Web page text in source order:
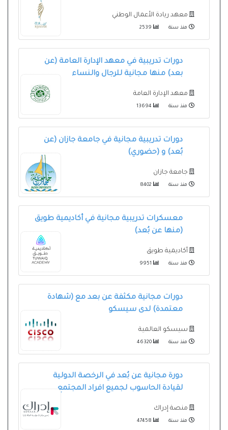
معهد ريادة الأعمال الوطني
منذ سنة
دورات تدريبية في معهد الإدارة العامة (عن
بعد) منها مجانية للرجال والنساء
معهد الإدارة العامة
منذ سنة
دورات تدريبية مجانية في جامعة جازان (عن
بُعد) و (حضوري)
جامعة جازان
منذ سنة
معسكرات تدريبية مجانية في أكاديمية طويق
(منها عن بُعد)
أكاديمية طويق
منذ سنة
دورات مجانية مكثفة⁧ عن بعد⁩ مع (شهادة
معتمدة) لدى ‏سيسكو
سيسكو العالمية
منذ سنة
دورة مجانية عن بُعد في الرخصة الدولية
لقيادة الحاسوب لجميع افراد المجتمع
منصة إدراك
منذ سنة